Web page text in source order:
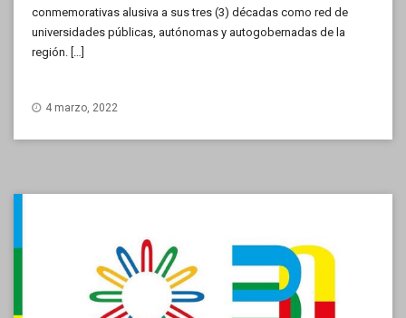
conmemorativas alusiva a sus tres (3) décadas como red de
universidades públicas, autónomas y autogobernadas de la
región. […]
4 marzo, 2022